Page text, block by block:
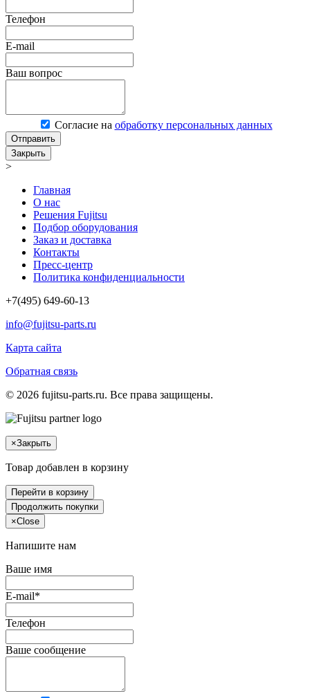
Телефон
E-mail
Ваш вопрос
Согласие на обработку персональных данных
Отправить
Закрыть
>
Главная
О нас
Решения Fujitsu
Подбор оборудования
Заказ и доставка
Контакты
Пресс-центр
Политика конфиденциальности
+7(495) 649-60-13
info@fujitsu-parts.ru
Карта сайта
Обратная связь
© 2026 fujitsu-parts.ru. Все права защищены.
×Закрыть
Товар добавлен в корзину
Перейти в корзину
Продолжить покупки
×Close
Напишите нам
Ваше имя
E-mail*
Телефон
Ваше сообщение